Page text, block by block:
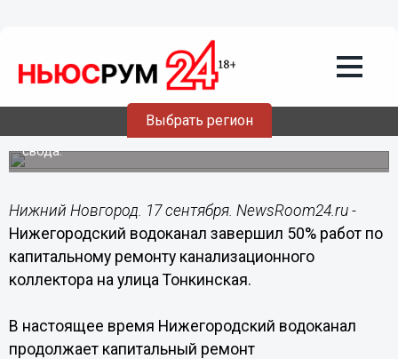
Выбрать регион
Нижегородский водоканал завершил
работы на коллекторе по адресу улица
Тонкинская, 5
Восстановление трубопровода началось в 2017 году, в
рамках проекта коллектор прочищается и санируется,
где это необходимо, производится бетонирование его
свода.
Нижний Новгород. 17 сентября. NewsRoom24.ru -
Нижегородский водоканал завершил 50% работ по
капитальному ремонту канализационного
коллектора на улица Тонкинская.
В настоящее время Нижегородский водоканал
продолжает капитальный ремонт